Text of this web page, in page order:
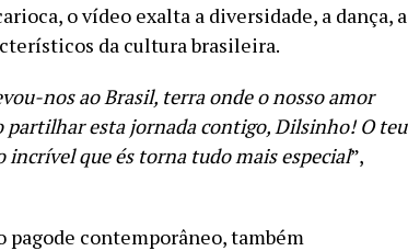
o vídeo exalta a diversidade, a dança, a
da cultura brasileira.
nos ao Brasil, terra onde o nosso amor
partilhar esta jornada contigo, Dilsinho! O teu
que és torna tudo mais especial”,
pagode contemporâneo, também